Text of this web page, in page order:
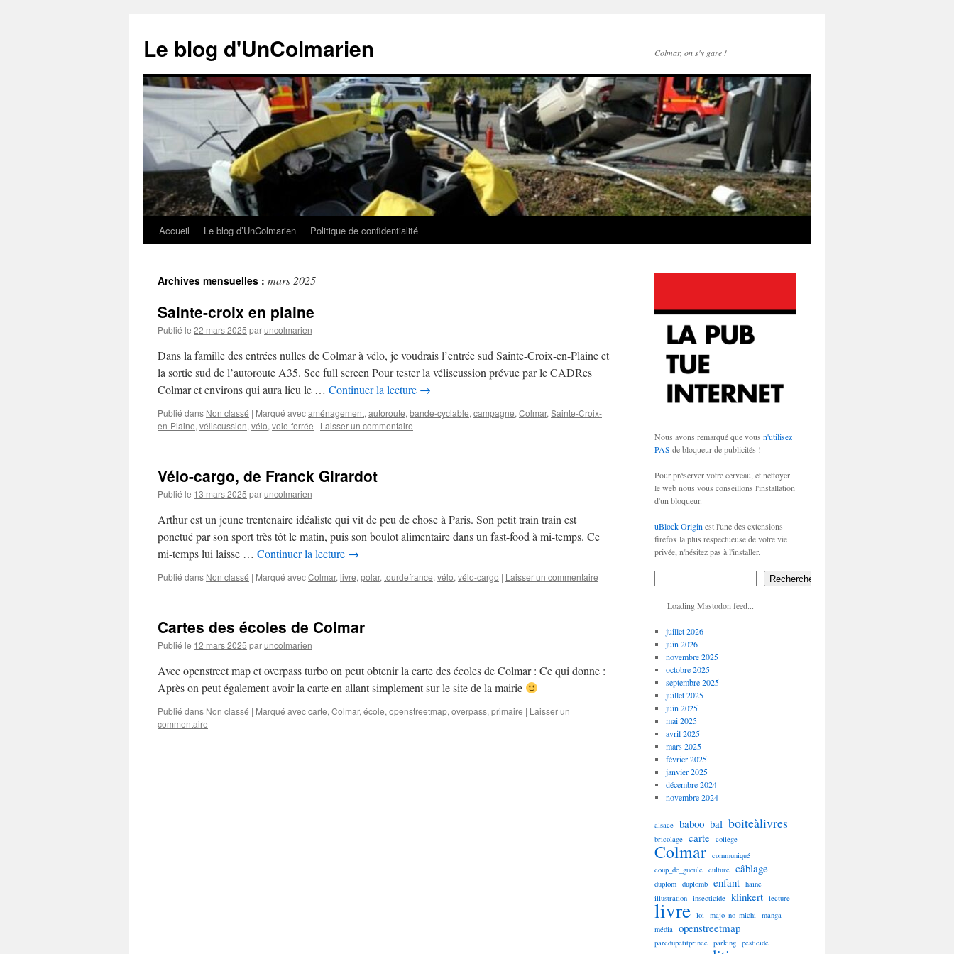
Le blog d'UnColmarien Colmar, on s'y gare !
Aller
contenu
Accueil Le blog d’UnColmarien Politique de confidentialité
Archives mensuelles : mars 2025
Sainte-croix en plaine
Publié le 22 mars 2025 paruncolmarien
Dans la famille des entrées nulles de Colmar à vélo, je voudrais l’entrée sud Sainte-Croix-en-Plaine et
la sortie sud de l’autoroute A35. See full screen Pour tester la véliscussion prévue par le CADRes
Colmar et environs qui aura lieu le … Continuer la lecture →
Publié dans Non classé | Marqué avecaménagement, autoroute, bande-cyclable, campagne, Colmar, Sainte-Croix-
en-Plaine, véliscussion, vélo, voie-ferrée | Laisser un commentaire
Vélo-cargo, de Franck Girardot
Publié le 13 mars 2025 paruncolmarien
Arthur est un jeune trentenaire idéaliste qui vit de peu de chose à Paris. Son petit train train est
ponctué par son sport très tôt le matin, puis son boulot alimentaire dans un fast-food à mi-temps. Ce
mi-temps lui laisse … Continuer la lecture →
Publié dans Non classé | Marqué avecColmar, livre, polar, tourdefrance, vélo, vélo-cargo | Laisser un commentaire
Cartes des écoles de Colmar
Publié le 12 mars 2025 paruncolmarien
Avec openstreet map et overpass turbo on peut obtenir la carte des écoles de Colmar : Ce qui donne :
Après on peut également avoir la carte en allant simplement sur le site de la mairie
Publié dans Non classé | Marqué aveccarte, Colmar, école, openstreetmap, overpass, primaire | Laisser un
commentaire
Nous avons remarqué que vous n'utilisez
PAS de bloqueur de publicités !
Pour préserver votre cerveau, et nettoyer
le web nous vous conseillons l'installation
d'un bloqueur.
uBlock Origin est l'une des extensions
firefox la plus respectueuse de votre vie
privée, n'hésitez pas à l'installer.
Rechercher
Loading Mastodon feed...
juillet 2026
juin 2026
novembre 2025
octobre 2025
septembre 2025
juillet 2025
juin 2025
mai 2025
avril 2025
mars 2025
février 2025
janvier 2025
décembre 2024
novembre 2024
alsace baboo bal boiteàlivres
bricolage carte collège
Colmar communiqué
coup_de_gueule culture câblage
duplom duplomb enfant haine
illustration insecticide klinkert lecture
livre loi majo_no_michi manga
média openstreetmap
parcdupetitprince parking pesticide